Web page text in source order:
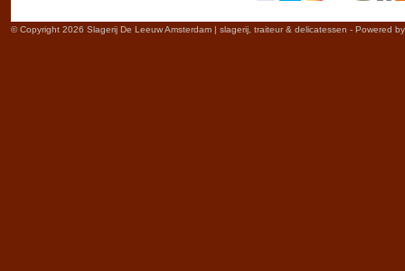
© Copyright 2026 Slagerij De Leeuw Amsterdam | slagerij, traiteur & delicatessen - Powered